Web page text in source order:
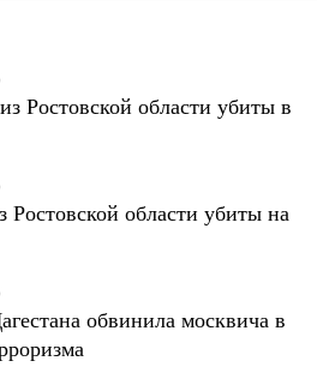
Ростовской области убиты в
Ростовской области убиты на
обвинила москвича в